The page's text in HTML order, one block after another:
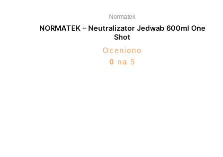
Normatek
NORMATEK – Neutralizator Jedwab 600ml One
Shot
Oceniono
0 na 5